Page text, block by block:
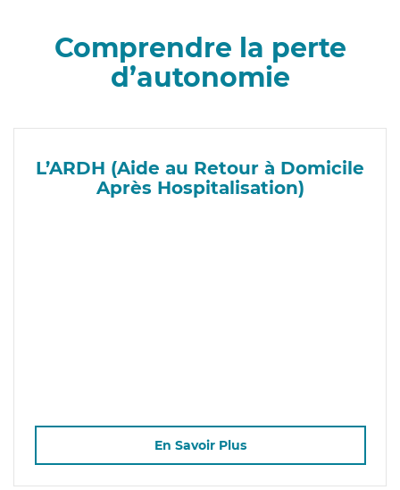
Comprendre la perte
d’autonomie
L’ARDH (Aide au Retour à Domicile
Après Hospitalisation)
En Savoir Plus